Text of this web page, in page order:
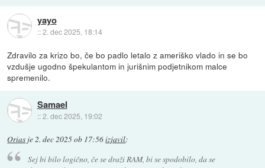
yayo
::2. dec 2025, 18:14
Zdravilo za krizo bo, če bo padlo letalo z ameriško vlado in se bo
vzdušje ugodno špekulantom in jurišnim podjetnikom malce
spremenilo.
Samael
::2. dec 2025, 19:02
Orias je2. dec 2025 ob 17:56izjavil:
Sej bi bilo logično, če se draži RAM, bi se spodobilo, da se